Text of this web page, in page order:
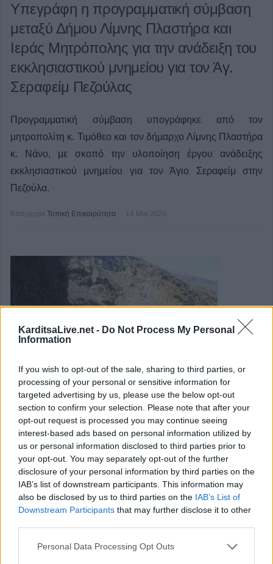
KarditsaLive.net - Do Not Process My Personal
Information
If you wish to opt-out of the sale, sharing to third parties, or
processing of your personal or sensitive information for
targeted advertising by us, please use the below opt-out
section to confirm your selection. Please note that after your
opt-out request is processed you may continue seeing
interest-based ads based on personal information utilized by
us or personal information disclosed to third parties prior to
your opt-out. You may separately opt-out of the further
disclosure of your personal information by third parties on the
IAB’s list of downstream participants. This information may
also be disclosed by us to third parties on the IAB’s List of
Downstream Participants that may further disclose it to other
Personal Data Processing Opt Outs
Υπεγράφη η προγραμματική σύμβαση
μεταξύ Δήμου Λίμνης Πλαστήρα και
Ιεράς Μητρόπολης για την ανάδειξη του
εκκλησιαστικού μνημείου για τον Άγ.
Σεραφείμ Πεζούλας
Προγραμματική σύμβαση υπογράφηκε από τον
μητροπολίτη κ. Τιμόθεο και τον δήμαρχο Λίμνης Πλαστήρα
κ. Νάνο, με σκοπό την υλοποίηση έργου ανάδειξης
εκκλησιαστικού μνημείου για τον Άγιο Σεραφείμ στην
Πεζούλα.
Κατηγορία Τοπική Επικαιρότητα 14 Μαϊ 2026
Κλιμάκιο του Ε.Α.Γ.Μ.Ε. σε «Σκάλα» -
«Κοταβαίικα» Ανθηρού & «Άγιο
Νικόλαο» Βραγκιανών
Κλιμάκιο της Ελληνικής Αρχής Γεωλογικών και
Μεταλλευτικών Ερευνών (Ε.Α.Γ.Μ.Ε.), αποτελούμενο από
τους γεωλόγους Κωνσταντίνο Γκουντούλα της Ε.Α.Γ.Μ.Ε.